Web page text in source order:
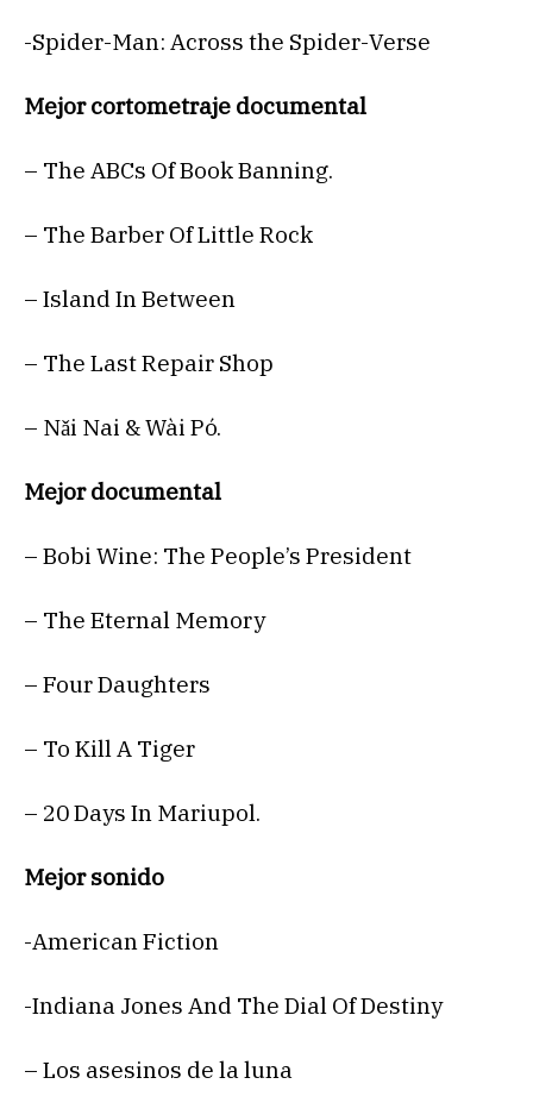
-Spider-Man: Across the Spider-Verse
Mejor cortometraje documental
– The ABCs Of Book Banning.
– The Barber Of Little Rock
– Island In Between
– The Last Repair Shop
– Nǎi Nai & Wài Pó.
Mejor documental
– Bobi Wine: The People’s President
– The Eternal Memory
– Four Daughters
– To Kill A Tiger
– 20 Days In Mariupol.
Mejor sonido
-American Fiction
-Indiana Jones And The Dial Of Destiny
– Los asesinos de la luna